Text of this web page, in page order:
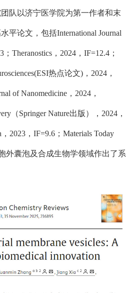
队以济宁医学院为第一作者和末
平论文，包括International Journal
； Theranostics ， 2024 ， IF=12.4 ；
热点论文) ， 2024 ，
of Nanomedicine ， 2024 ，
（Springer Nature出版）， 2024 ，
， 2023 ， IF=9.6 ； Materials Today
外囊泡及合成生物学领域作出了系